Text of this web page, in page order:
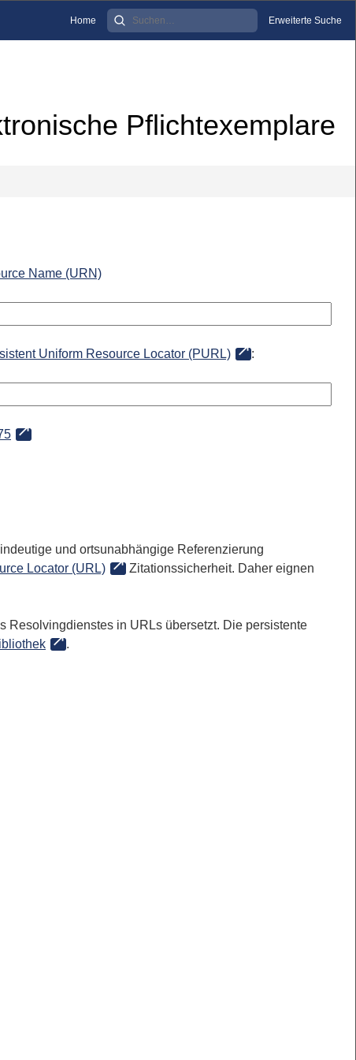
Home Erweiterte Suche
Pflichtexemplare
Name (URN)
Uniform Resource Locator (PURL) :
und ortsunabhängige Referenzierung
Locator (URL)
Zitationssicherheit. Daher eignen
Resolvingdienstes in URLs übersetzt. Die persistente
.